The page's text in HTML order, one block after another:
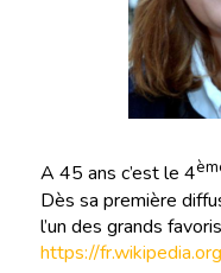
A 45 ans c’est le 4
Dès sa première
l’un des grands
https://